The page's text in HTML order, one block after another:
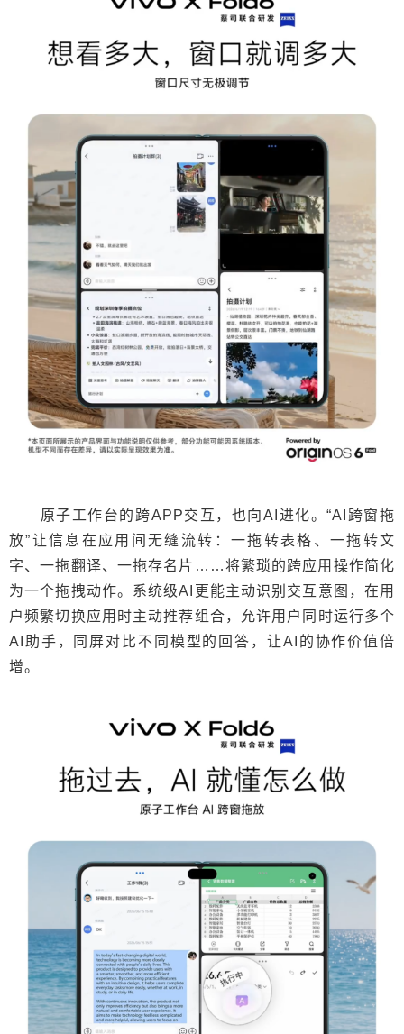
原子工作台的跨APP交互，也向AI进化。“AI跨窗拖
放”让信息在应用间无缝流转：一拖转表格、一拖转文
字、一拖翻译、一拖存名片……将繁琐的跨应用操作简化
为一个拖拽动作。系统级AI更能主动识别交互意图，在用
户频繁切换应用时主动推荐组合，允许用户同时运行多个
AI助手，同屏对比不同模型的回答，让AI的协作价值倍
增。